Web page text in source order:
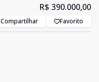
R$ 390.000,00
Compartilhar Favorito